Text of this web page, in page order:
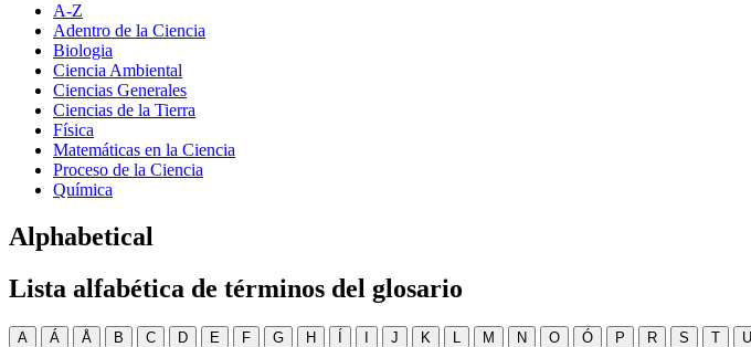
A-Z
Adentro de la Ciencia
Biologia
Ciencia Ambiental
Ciencias Generales
Ciencias de la Tierra
Física
Matemáticas en la Ciencia
Proceso de la Ciencia
Química
Alphabetical
Lista alfabética de términos del glosario
A Á Å B C D E F G H Í I J K L M N O Ó P R S T U